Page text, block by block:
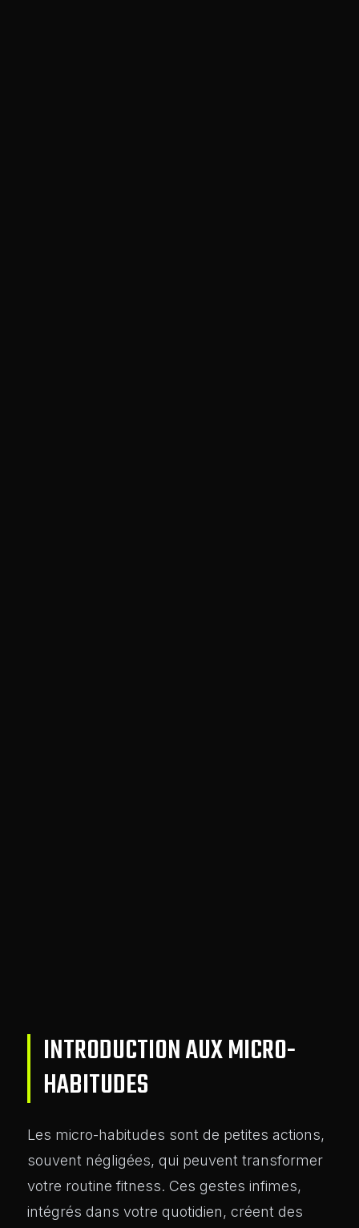
INTRODUCTION AUX MICRO-
HABITUDES
Les micro-habitudes sont de petites actions,
souvent négligées, qui peuvent transformer
votre routine fitness. Ces gestes infimes,
intégrés dans votre quotidien, créent des